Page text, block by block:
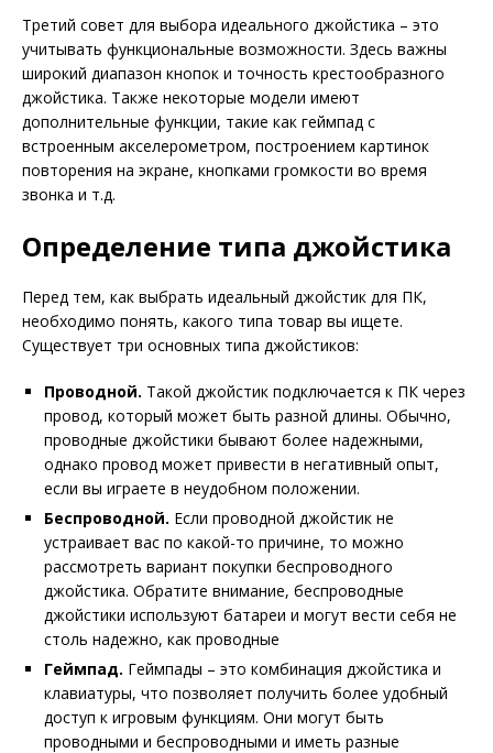
Третий совет для выбора идеального джойстика – это
учитывать функциональные возможности. Здесь важны
широкий диапазон кнопок и точность крестообразного
джойстика. Также некоторые модели имеют
дополнительные функции, такие как геймпад с
встроенным акселерометром, построением картинок
повторения на экране, кнопками громкости во время
звонка и т.д.
Определение типа джойстика
Перед тем, как выбрать идеальный джойстик для ПК,
необходимо понять, какого типа товар вы ищете.
Существует три основных типа джойстиков:
Проводной. Такой джойстик подключается к ПК через
провод, который может быть разной длины. Обычно,
проводные джойстики бывают более надежными,
однако провод может привести в негативный опыт,
если вы играете в неудобном положении.
Беспроводной. Если проводной джойстик не
устраивает вас по какой-то причине, то можно
рассмотреть вариант покупки беспроводного
джойстика. Обратите внимание, беспроводные
джойстики используют батареи и могут вести себя не
столь надежно, как проводные
Геймпад. Геймпады – это комбинация джойстика и
клавиатуры, что позволяет получить более удобный
доступ к игровым функциям. Они могут быть
проводными и беспроводными и иметь разные